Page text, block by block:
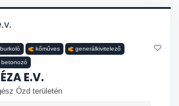
burkoló kőműves generálkivitelező
betonozó
E.V.
Ózd területén